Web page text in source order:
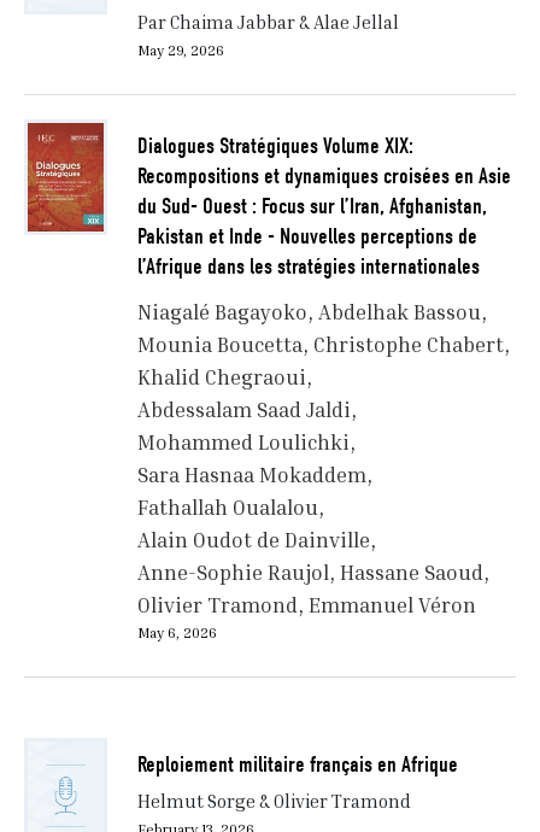
Par Chaima Jabbar & Alae Jellal
May 29, 2026
Dialogues Stratégiques Volume XIX:
Recompositions et dynamiques croisées en Asie
du Sud- Ouest : Focus sur l’Iran, Afghanistan,
Pakistan et Inde - Nouvelles perceptions de
l’Afrique dans les stratégies internationales
Niagalé Bagayoko Abdelhak Bassou
Mounia Boucetta Christophe Chabert
Khalid Chegraoui
Abdessalam Saad Jaldi
Mohammed Loulichki
Sara Hasnaa Mokaddem
Fathallah Oualalou
Alain Oudot de Dainville
Anne-Sophie Raujol Hassane Saoud
Olivier Tramond Emmanuel Véron
May 6, 2026
Reploiement militaire français en Afrique
Helmut Sorge & Olivier Tramond